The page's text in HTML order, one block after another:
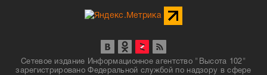
Сетевое издание Информационное агентство "Высота 102"
зарегистрировано Федеральной службой по надзору в сфере